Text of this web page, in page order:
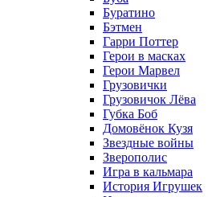
Буратино
Бэтмен
Гарри Поттер
Герои в масках
Герои Марвел
Грузовички
Грузовичок Лёва
Губка Боб
Домовёнок Кузя
Звездные войны
Зверополис
Игра в кальмара
История Игрушек